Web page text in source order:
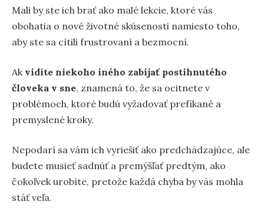
Mali by ste ich brať ako malé lekcie, ktoré vás
obohatia o nové životné skúsenosti namiesto toho,
aby ste sa cítili frustrovaní a bezmocní.
Ak vidíte niekoho iného zabíjať postihnutého
človeka v sne, znamená to, že sa ocitnete v
problémoch, ktoré budú vyžadovať prefíkané a
premyslené kroky.
Nepodarí sa vám ich vyriešiť ako predchádzajúce, ale
budete musieť sadnúť a premýšľať predtým, ako
čokoľvek urobíte, pretože každá chyba by vás mohla
stáť veľa.